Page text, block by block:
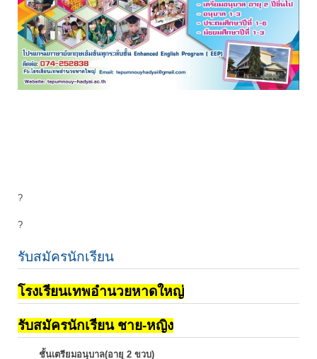
?
?
รับสมัครนักเรียน
โรงเรียนเทพอำนวยหาดใหญ่
รับสมัครนักเรียน ชาย-หญิง
ชั้นเตรียมอนุบาล(อายุ 2 ขวบ)